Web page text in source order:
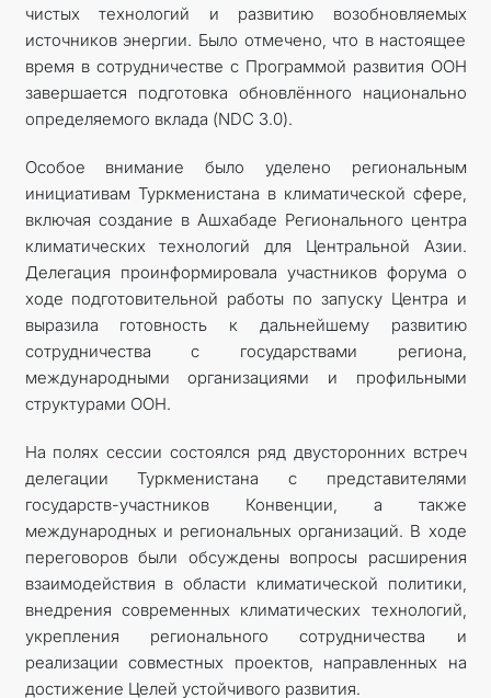
чистых технологий и развитию возобновляемых
источников энергии. Было отмечено, что в настоящее
время в сотрудничестве с Программой развития ООН
завершается подготовка обновлённого национально
определяемого вклада (NDC 3.0).
Особое внимание было уделено региональным
инициативам Туркменистана в климатической сфере,
включая создание в Ашхабаде Регионального центра
климатических технологий для Центральной Азии.
Делегация проинформировала участников форума о
ходе подготовительной работы по запуску Центра и
выразила готовность к дальнейшему развитию
сотрудничества с государствами региона,
международными организациями и профильными
структурами ООН.
На полях сессии состоялся ряд двусторонних встреч
делегации Туркменистана с представителями
государств-участников Конвенции, а также
международных и региональных организаций. В ходе
переговоров были обсуждены вопросы расширения
взаимодействия в области климатической политики,
внедрения современных климатических технологий,
укрепления регионального сотрудничества и
реализации совместных проектов, направленных на
достижение Целей устойчивого развития.